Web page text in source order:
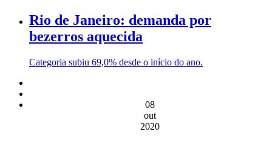
Rio de Janeiro: demanda por
bezerros aquecida
Categoria subiu 69,0% desde o início do ano.
08
out
2020